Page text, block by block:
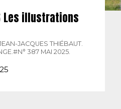
Les illustrations
JACQUES THIÉBAUT.
#N° 387 MAI 2025.